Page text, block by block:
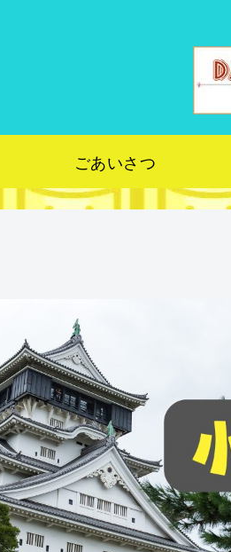
ごあいさつ